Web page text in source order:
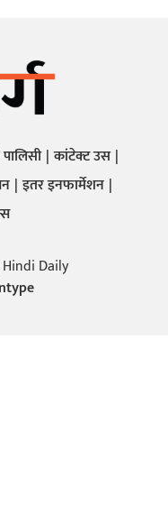
कांटेक्ट उस
इतर इनफार्मेशन
Daily